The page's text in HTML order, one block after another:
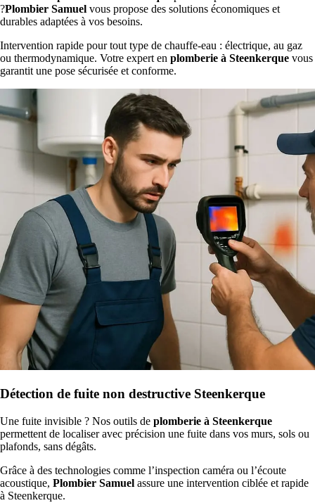
?Plombier Samuel vous propose des solutions économiques et
durables adaptées à vos besoins.
Intervention rapide pour tout type de chauffe-eau : électrique, au gaz
ou thermodynamique. Votre expert en plomberie à Steenkerque vous
garantit une pose sécurisée et conforme.
Détection de fuite non destructive Steenkerque
Une fuite invisible ? Nos outils de plomberie à Steenkerque
permettent de localiser avec précision une fuite dans vos murs, sols ou
plafonds, sans dégâts.
Grâce à des technologies comme l’inspection caméra ou l’écoute
acoustique, Plombier Samuel assure une intervention ciblée et rapide
à Steenkerque.